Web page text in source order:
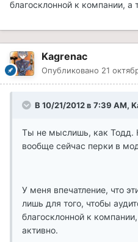
благосклонной к компании, а
Kagrenac
Опубликовано 21
В 10/21/2012 в 7:39 AM,
Ты не мыслишь, как Тодд.
вообще сейчас перки в
У меня впечатление, что
лишь для того, чтобы
благосклонной к
активно.